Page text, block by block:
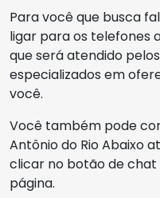
Para você que busca
ligar para os telefones
que será atendido
especializados em
você.
Você também pode
Antônio do Rio Abaixo
clicar no botão de
página.